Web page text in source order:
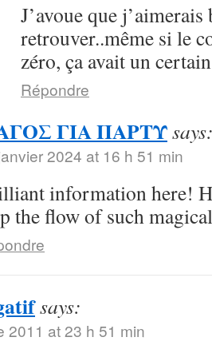
J’avoue que j’aimerais
retrouver..même si le
zéro, ça avait un
Répondre
ΓΙΑ ΠΑΡΤΥ
2024 at 16 h 51 min
information here!
the flow of such
says:
2011 at 23 h 51 min